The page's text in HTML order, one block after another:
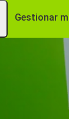
Gestionar